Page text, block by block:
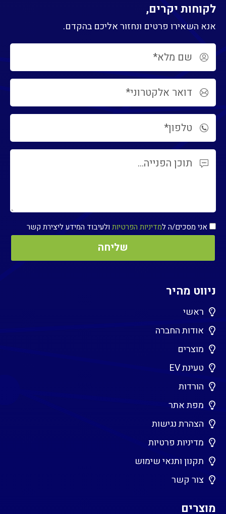
לקוחות יקרים,
אנא השאירו פרטים ונחזור אליכם בהקדם.
אני מסכים/ה למדיניות הפרטיותולעיבוד המידע ליצירת קשר
ניווט מהיר
ראשי
אודות החברה
מוצרים
טעינת EV
הורדות
מפת אתר
הצהרת נגישות
מדיניות פרטיות
תקנון ותנאי שימוש
צור קשר
מוצרים